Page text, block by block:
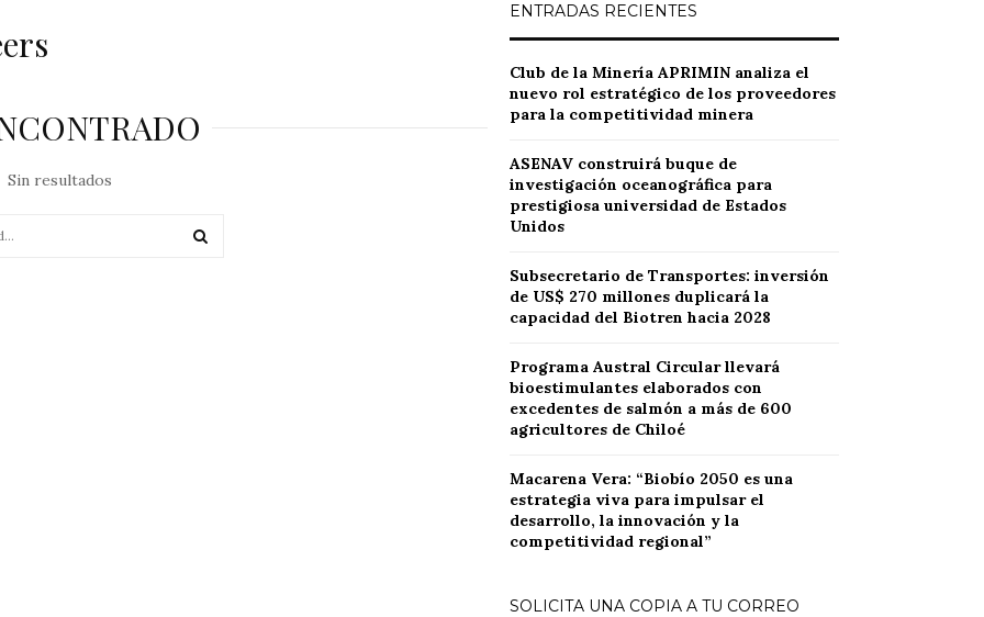
Sin resultados
ENTRADAS RECIENTES
Club de la Minería APRIMIN analiza el
nuevo rol estratégico de los proveedores
para la competitividad minera
ASENAV construirá buque de
investigación oceanográfica para
prestigiosa universidad de Estados
Unidos
Subsecretario de Transportes: inversión
de US$ 270 millones duplicará la
capacidad del Biotren hacia 2028
Programa Austral Circular llevará
bioestimulantes elaborados con
excedentes de salmón a más de 600
agricultores de Chiloé
Macarena Vera: “Biobío 2050 es una
estrategia viva para impulsar el
desarrollo, la innovación y la
competitividad regional”
SOLICITA UNA COPIA A TU CORREO